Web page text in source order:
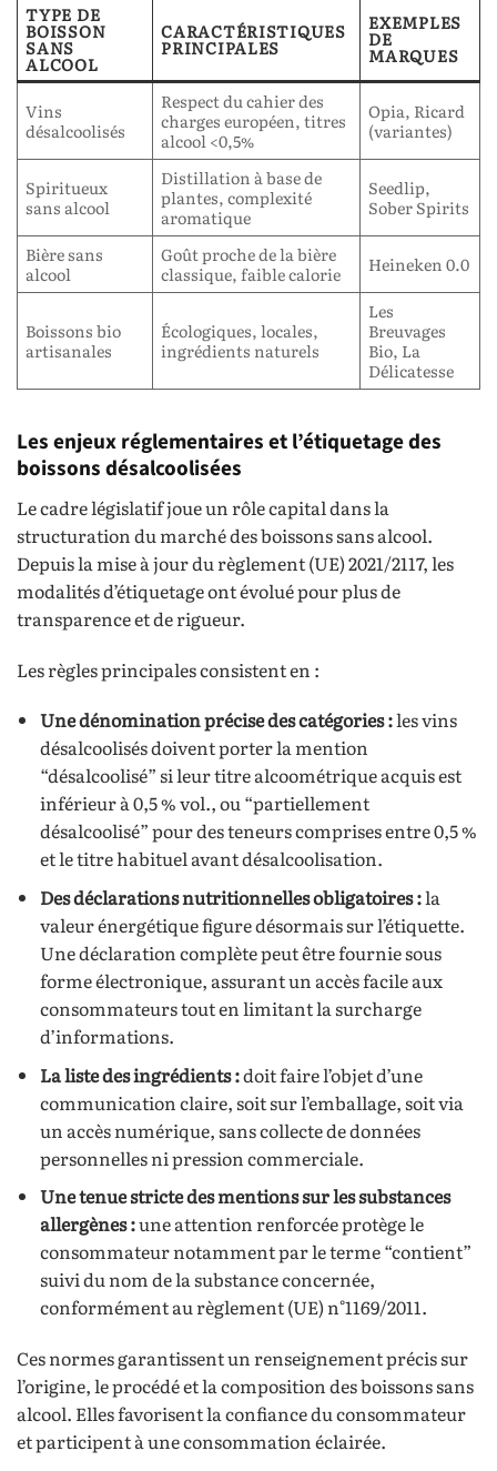
TYPE DE
BOISSON
SANS
ALCOOL
CARACTÉRISTIQUES
PRINCIPALES
EXEMPLES
DE
MARQUES
Vins
désalcoolisés
Respect du cahier des
charges européen, titres
alcool <0,5%
Opia, Ricard
(variantes)
Spiritueux
sans alcool
Distillation à base de
plantes, complexité
aromatique
Seedlip,
Sober Spirits
Bière sans
alcool
Goût proche de la bière
classique, faible calorie
Heineken 0.0
Boissons bio
artisanales
Écologiques, locales,
ingrédients naturels
Les
Breuvages
Bio, La
Délicatesse
Les enjeux réglementaires et l’étiquetage des
boissons désalcoolisées
Le cadre législatif joue un rôle capital dans la
structuration du marché des boissons sans alcool.
Depuis la mise à jour du règlement (UE) 2021/2117, les
modalités d’étiquetage ont évolué pour plus de
transparence et de rigueur.
Les règles principales consistent en :
Une dénomination précise des catégories :les vins
désalcoolisés doivent porter la mention
“désalcoolisé” si leur titre alcoométrique acquis est
inférieur à 0,5 % vol., ou “partiellement
désalcoolisé” pour des teneurs comprises entre 0,5 %
et le titre habituel avant désalcoolisation.
Des déclarations nutritionnelles obligatoires :la
valeur énergétique figure désormais sur l’étiquette.
Une déclaration complète peut être fournie sous
forme électronique, assurant un accès facile aux
consommateurs tout en limitant la surcharge
d’informations.
La liste des ingrédients :doit faire l’objet d’une
communication claire, soit sur l’emballage, soit via
un accès numérique, sans collecte de données
personnelles ni pression commerciale.
Une tenue stricte des mentions sur les substances
allergènes :une attention renforcée protège le
consommateur notamment par le terme “contient”
suivi du nom de la substance concernée,
conformément au règlement (UE) n°1169/2011.
Ces normes garantissent un renseignement précis sur
l’origine, le procédé et la composition des boissons sans
alcool. Elles favorisent la confiance du consommateur
et participent à une consommation éclairée.